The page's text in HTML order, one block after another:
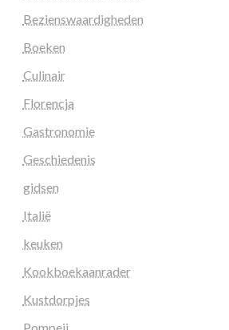
Bezienswaardigheden
Boeken
Culinair
Florencja
Gastronomie
Geschiedenis
gidsen
Italië
keuken
Kookboekaanrader
Kustdorpjes